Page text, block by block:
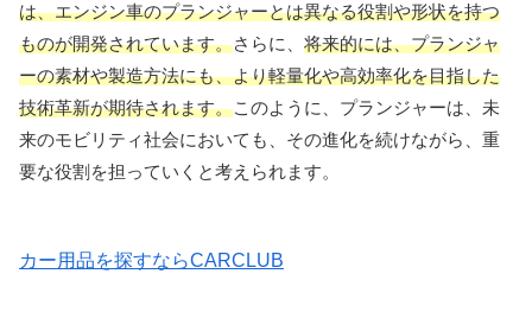
は、エンジン車のプランジャーとは異なる役割や形状を持つ
ものが開発されています。さらに、 将来的には、プランジャ
ーの素材や製造方法にも、より軽量化や高効率化を目指した
技術革新が期待されます。このように、プランジャーは、未
来のモビリティ社会においても、その進化を続けながら、重
要な役割を担っていくと考えられます。
カー用品を探すならCARCLUB